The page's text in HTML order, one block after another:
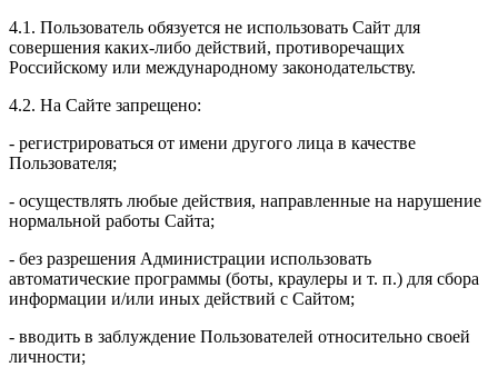
4.1. Пользователь обязуется не использовать Сайт для
совершения каких-либо действий, противоречащих
Российскому или международному законодательству.
4.2. На Сайте запрещено:
- регистрироваться от имени другого лица в качестве
Пользователя;
- осуществлять любые действия, направленные на нарушение
нормальной работы Сайта;
- без разрешения Администрации использовать
автоматические программы (боты, краулеры и т. п.) для сбора
информации и/или иных действий с Сайтом;
- вводить в заблуждение Пользователей относительно своей
личности;